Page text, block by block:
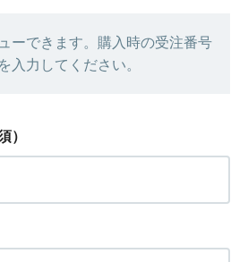
ーできます。購入時の受注番号
入力してください。
）